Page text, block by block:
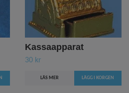
Kassaapparat
30 kr
LÄS MER